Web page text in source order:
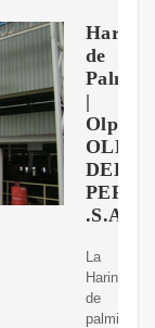
Harina
de
|
Olpesa-
DEL
PERU
.S.A
La
Harina
de
palmiste,